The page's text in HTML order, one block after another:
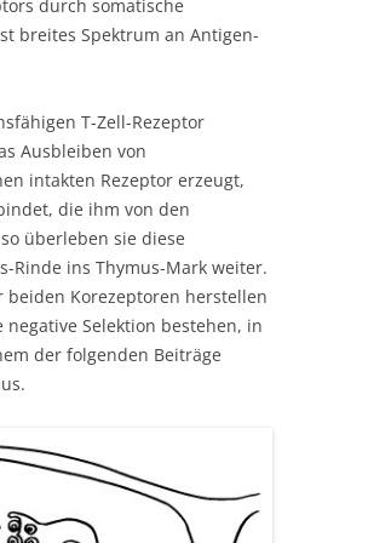
durch somatische
breites Spektrum an Antigen-
T-Zell-Rezeptor
Ausbleiben von
intakten Rezeptor erzeugt,
die ihm von den
überleben sie diese
Rinde ins Thymus-Mark weiter.
Korezeptoren herstellen
negative Selektion bestehen, in
der folgenden Beiträge